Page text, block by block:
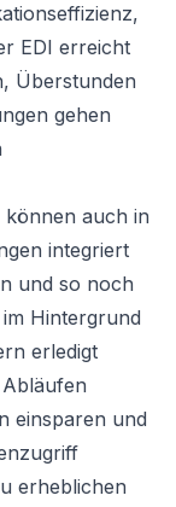
EDI erreicht
Überstunden
gehen
auch in
integriert
und so noch
Hintergrund
erledigt
einsparen und
erheblichen